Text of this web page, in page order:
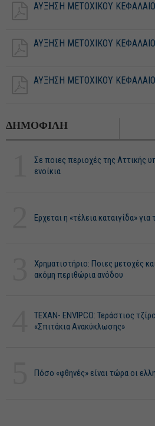
ΑΥΞΗΣΗ ΜΕΤΟΧΙΚΟΥ
ΑΥΞΗΣΗ ΜΕΤΟΧΙΚΟΥ
ΑΥΞΗΣΗ ΜΕΤΟΧΙΚΟΥ
ΔΗΜΟΦΙΛΗ
Σε ποιες περιοχές της Αττικής
ενοίκια
Ερχεται η «τέλεια καταιγίδα» για
Χρηματιστήριο: Ποιες μετοχές
ακόμη περιθώρια ανόδου
ΤΕΧΑΝ- ENVIPCO: Τεράστιος
«Σπιτάκια Ανακύκλωσης»
Πόσο «φθηνές» είναι τώρα οι